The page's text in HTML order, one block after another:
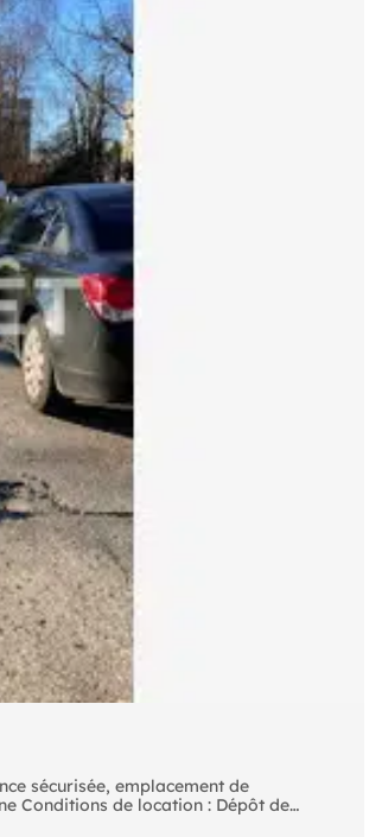
sécurisée, emplacement de
Conditions de location : Dépôt de